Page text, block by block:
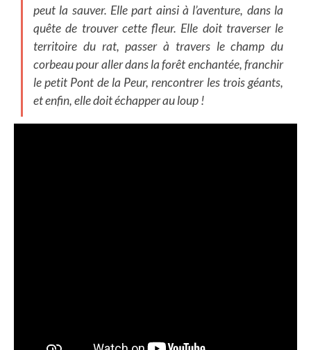
peut la sauver. Elle part ainsi à l’aventure, dans la
quête de trouver cette fleur. Elle doit traverser le
territoire du rat, passer à travers le champ du
corbeau pour aller dans la forêt enchantée, franchir
le petit Pont de la Peur, rencontrer les trois géants,
et enfin, elle doit échapper au loup !